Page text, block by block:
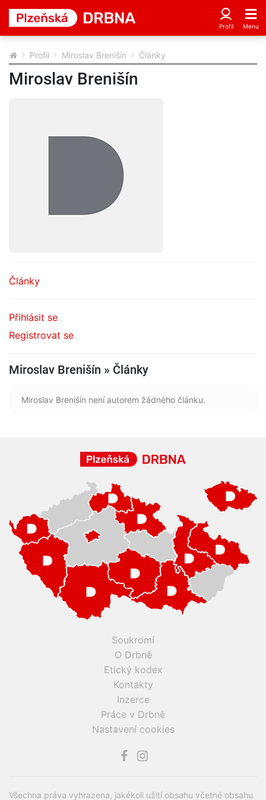
Profil Miroslav Brenišín Články
Miroslav Brenišín
Články
Přihlásit se
Registrovat se
Miroslav Brenišín » Články
Miroslav Brenišín není autorem žádného článku.
Soukromí
O Drbně
Etický kodex
Kontakty
Inzerce
Práce v Drbně
Nastavení cookies
Všechna práva vyhrazena, jakékoli užití obsahu včetné obsahu